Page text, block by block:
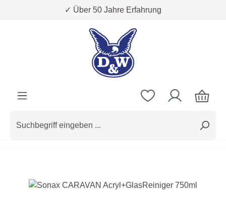
Zum Hauptinhalt springen✓ Über 50 Jahre Erfahrung
Bildergalerie überspringen